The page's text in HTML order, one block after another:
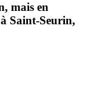
mais en
Saint-Seurin,